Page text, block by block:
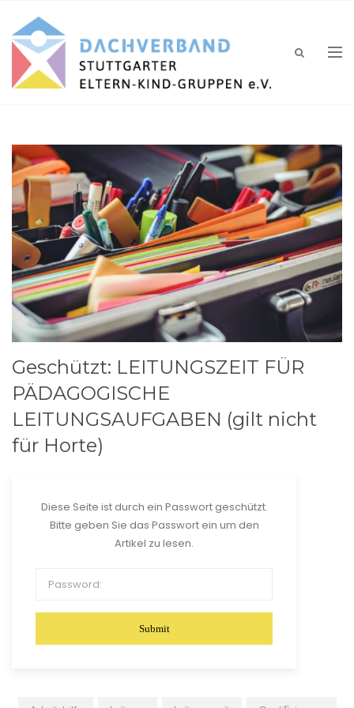
Geschützt: LEITUNGSZEIT FÜR
PÄDAGOGISCHE
LEITUNGSAUFGABEN (gilt nicht
für Horte)
Diese Seite ist durch ein Passwort geschützt.
Bitte geben Sie das Passwort ein um den
Artikel zu lesen.